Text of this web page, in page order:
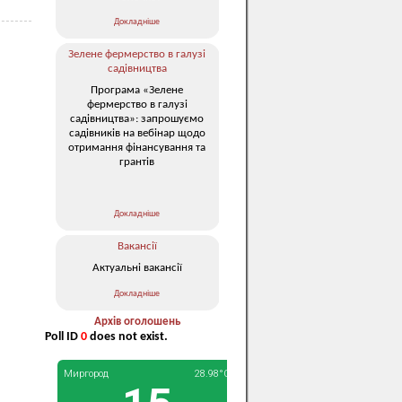
Докладніше
Зелене фермерство в галузі
садівництва
Програма «Зелене
фермерство в галузі
садівництва»: запрошуємо
садівників на вебінар щодо
отримання фінансування та
грантів
Докладніше
Вакансії
Актуальні вакансії
Докладніше
Архів оголошень
Poll ID 0 does not exist.